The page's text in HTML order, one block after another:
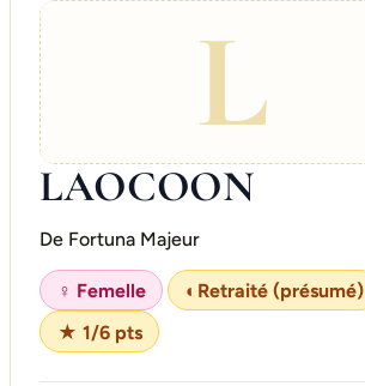
L
LAOCOON
De Fortuna Majeur
♀ Femelle ◐ Retraité (présumé)
★ 1/6 pts